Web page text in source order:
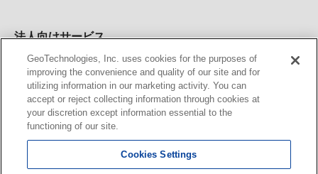
法人向けサービス
法人向け地図・位置情報サービス WEBサイト・システム向け地
図API Windows PC向け地図開発キット MapFan DB 住所確認
サービス
MAP WORLD+ トリマ広告 Geo-Research
カーナビ地図更新サービス
MapFan スマートメンバーズ
GeoTechnologies, Inc. uses cookies for the purposes of
improving the convenience and quality of our site and for
utilizing information in our marketing activity. You can
accept or reject collecting information through cookies at
your discretion except information essential to the
functioning of our site.
Cookies Settings